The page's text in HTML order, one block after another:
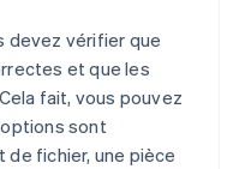
devez vérifier que
et que les
fait, vous pouvez
sont
fichier, une pièce